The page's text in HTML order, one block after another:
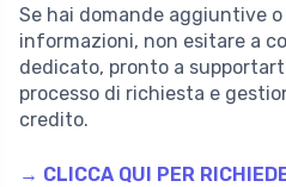
Se hai domande aggiuntive
informazioni, non esitare a
dedicato, pronto a
processo di richiesta e
credito.
→ CLICCA QUI PER